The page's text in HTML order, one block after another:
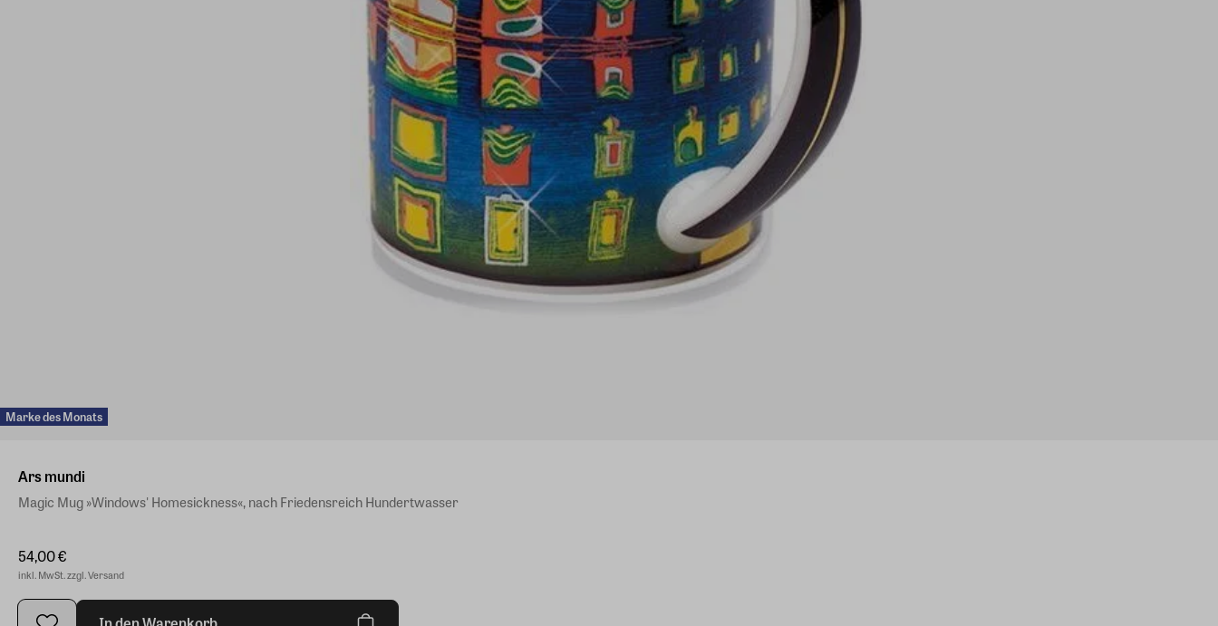
Marke des Monats
Ars mundi
Magic Mug »Windows' Homesickness«, nach Friedensreich Hundertwasser
54,00 €
inkl. MwSt. zzgl. Versand